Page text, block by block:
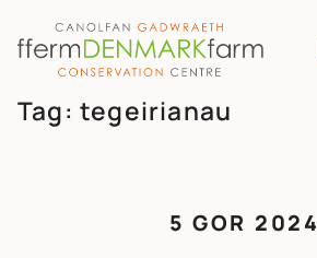
Neidio i'r cynnwys
PRIF LYWIO
Tag: tegeirianau
5 GOR 2024